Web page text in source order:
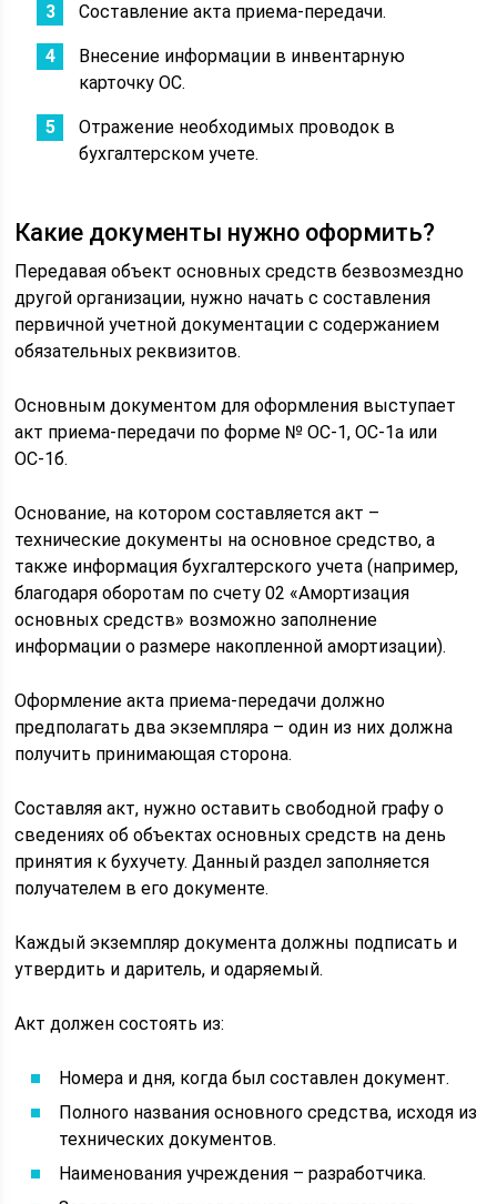
Составление акта приема-передачи.
Внесение информации в инвентарную
карточку ОС.
Отражение необходимых проводок в
бухгалтерском учете.
Какие документы нужно оформить?
Передавая объект основных средств безвозмездно
другой организации, нужно начать с составления
первичной учетной документации с содержанием
обязательных реквизитов.
Основным документом для оформления выступает
акт приема-передачи по форме № ОС-1, ОС-1а или
ОС-1б.
Основание, на котором составляется акт –
технические документы на основное средство, а
также информация бухгалтерского учета (например,
благодаря оборотам по счету 02 «Амортизация
основных средств» возможно заполнение
информации о размере накопленной амортизации).
Оформление акта приема-передачи должно
предполагать два экземпляра – один из них должна
получить принимающая сторона.
Составляя акт, нужно оставить свободной графу о
сведениях об объектах основных средств на день
принятия к бухучету. Данный раздел заполняется
получателем в его документе.
Каждый экземпляр документа должны подписать и
утвердить и даритель, и одаряемый.
Акт должен состоять из:
Номера и дня, когда был составлен документ.
Полного названия основного средства, исходя из
технических документов.
Наименования учреждения – разработчика.